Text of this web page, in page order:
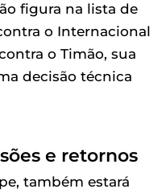
figura na lista de
o Internacional
o Timão, sua
decisão técnica
e retornos
também estará